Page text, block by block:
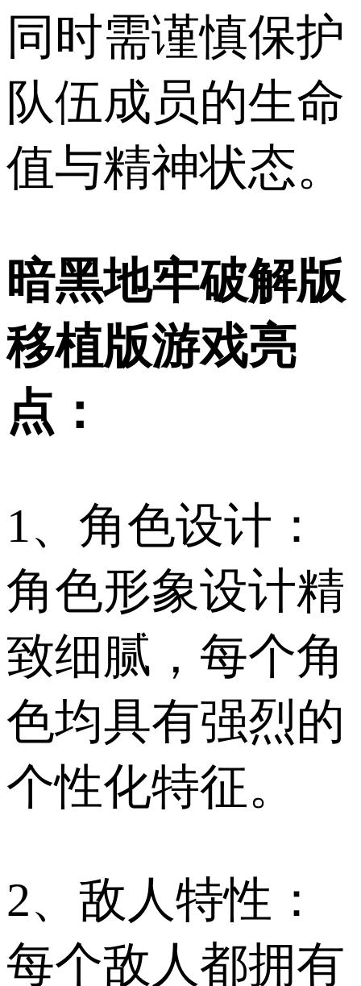
同时需谨慎保护
队伍成员的生命
值与精神状态。
暗黑地牢破解版
移植版游戏亮
点：
1、角色设计：
角色形象设计精
致细腻，每个角
色均具有强烈的
个性化特征。
2、敌人特性：
每个敌人都拥有